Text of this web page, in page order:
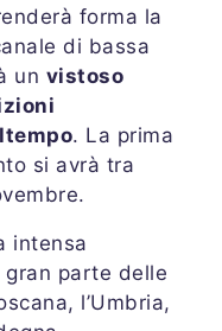
forma la
di bassa
un vistoso
. La prima
si avrà tra
intensa
parte delle
l’Umbria,